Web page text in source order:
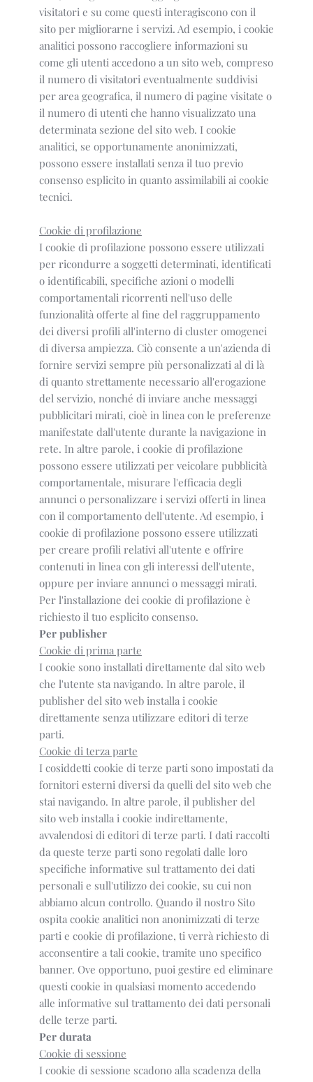
visitatori e su come questi interagiscono con il
sito per migliorarne i servizi. Ad esempio, i cookie
analitici possono raccogliere informazioni su
come gli utenti accedono a un sito web, compreso
il numero di visitatori eventualmente suddivisi
per area geografica, il numero di pagine visitate o
il numero di utenti che hanno visualizzato una
determinata sezione del sito web. I cookie
analitici, se opportunamente anonimizzati,
possono essere installati senza il tuo previo
consenso esplicito in quanto assimilabili ai cookie
tecnici.
Cookie di profilazione
I cookie di profilazione possono essere utilizzati
per ricondurre a soggetti determinati, identificati
o identificabili, specifiche azioni o modelli
comportamentali ricorrenti nell'uso delle
funzionalità offerte al fine del raggruppamento
dei diversi profili all'interno di cluster omogenei
di diversa ampiezza. Ciò consente a un'azienda di
fornire servizi sempre più personalizzati al di là
di quanto strettamente necessario all'erogazione
del servizio, nonché di inviare anche messaggi
pubblicitari mirati, cioè in linea con le preferenze
manifestate dall'utente durante la navigazione in
rete. In altre parole, i cookie di profilazione
possono essere utilizzati per veicolare pubblicità
comportamentale, misurare l'efficacia degli
annunci o personalizzare i servizi offerti in linea
con il comportamento dell'utente. Ad esempio, i
cookie di profilazione possono essere utilizzati
per creare profili relativi all'utente e offrire
contenuti in linea con gli interessi dell'utente,
oppure per inviare annunci o messaggi mirati.
Per l'installazione dei cookie di profilazione è
richiesto il tuo esplicito consenso.
Per publisher
Cookie di prima parte
I cookie sono installati direttamente dal sito web
che l'utente sta navigando. In altre parole, il
publisher del sito web installa i cookie
direttamente senza utilizzare editori di terze
parti.
Cookie di terza parte
I cosiddetti cookie di terze parti sono impostati da
fornitori esterni diversi da quelli del sito web che
stai navigando. In altre parole, il publisher del
sito web installa i cookie indirettamente,
avvalendosi di editori di terze parti. I dati raccolti
da queste terze parti sono regolati dalle loro
specifiche informative sul trattamento dei dati
personali e sull'utilizzo dei cookie, su cui non
abbiamo alcun controllo. Quando il nostro Sito
ospita cookie analitici non anonimizzati di terze
parti e cookie di profilazione, ti verrà richiesto di
acconsentire a tali cookie, tramite uno specifico
banner. Ove opportuno, puoi gestire ed eliminare
questi cookie in qualsiasi momento accedendo
alle informative sul trattamento dei dati personali
delle terze parti.
Per durata
Cookie di sessione
I cookie di sessione scadono alla scadenza della